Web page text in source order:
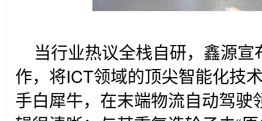
当行业热议全栈自研，鑫源
作，将ICT领域的顶尖智能化技
手白犀牛，在末端物流自动驾驶